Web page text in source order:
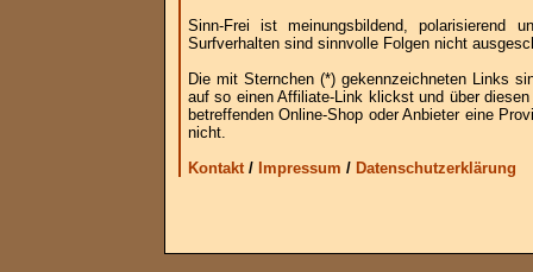
Sinn-Frei ist meinungsbildend, polarisierend
Surfverhalten sind sinnvolle Folgen nicht
Die mit Sternchen (*) gekennzeichneten Links
auf so einen Affiliate-Link klickst und über
betreffenden Online-Shop oder Anbieter eine
nicht.
Kontakt/ Impressum / Datenschutzerklärung